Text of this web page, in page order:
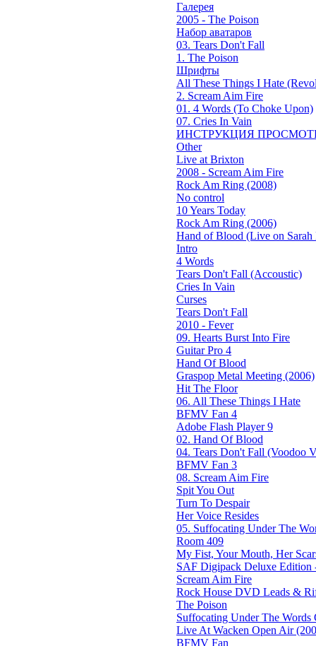
Галерея
2005 - The Poison
Набор аватаров
03. Tears Don't Fall
1. The Poison
Шрифты
All These Things I Hate
2. Scream Aim Fire
01. 4 Words (To Choke Upon)
07. Cries In Vain
ИНСТРУКЦИЯ
Other
Live at Brixton
2008 - Scream Aim Fire
Rock Am Ring (2008)
No control
10 Years Today
Rock Am Ring (2006)
Hand of Blood (Live on Sarah
Intro
4 Words
Tears Don't Fall (Accoustic)
Cries In Vain
Curses
Tears Don't Fall
2010 - Fever
09. Hearts Burst Into Fire
Guitar Pro 4
Hand Of Blood
Graspop Metal Meeting (2006)
Hit The Floor
06. All These Things I Hate
BFMV Fan 4
Adobe Flash Player 9
02. Hand Of Blood
04. Tears Don't Fall (Voodoo
BFMV Fan 3
08. Scream Aim Fire
Spit You Out
Turn To Despair
Her Voice Resides
05. Suffocating Under The
Room 409
My Fist, Your Mouth, Her
SAF Digipack Deluxe Edition
Scream Aim Fire
Rock House DVD Leads &
The Poison
Suffocating Under The Words
Live At Wacken Open Air
BFMV Fan